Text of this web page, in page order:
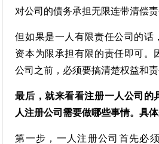
对公司的债务承担无限连带清偿责
但如果是一人有限责任公司的话
资本为限承担有限的责任即可。
公司之前，必须要搞清楚权益和责
最后，就来看看注册一人公司的
人注册公司需要做哪些事情。具
第一步，一人注册公司首先必